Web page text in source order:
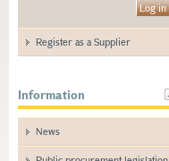
Register as a Supplier
Information
News